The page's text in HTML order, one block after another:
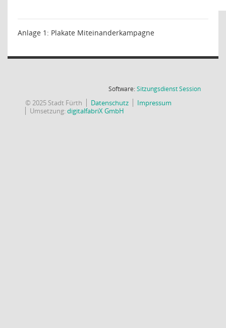
Anlage 1: Plakate Miteinanderkampagne
Software:SitzungsdienstSession(Wird in
© 2025 Stadt Fürth Datenschutz
Impressum
Umsetzung:digitalfabriX GmbH